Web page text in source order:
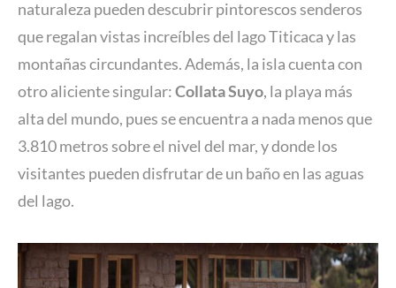
naturaleza pueden descubrir pintorescos senderos
que regalan vistas increíbles del lago Titicaca y las
montañas circundantes. Además, la isla cuenta con
otro aliciente singular:Collata Suyo, la playa más
alta del mundo, pues se encuentra a nada menos que
3.810 metros sobre el nivel del mar, y donde los
visitantes pueden disfrutar de un baño en las aguas
del lago.